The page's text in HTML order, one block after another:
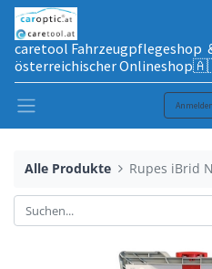
caretool Fahrzeugpflegeshop
österreichischer
Anmelden
Alle Produkte Rupes iBrid